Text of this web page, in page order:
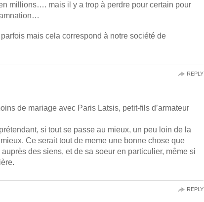
millions…. mais il y a trop à perdre pour certain pour
parfois mais cela correspond à notre société de
de mariage avec Paris Latsis, petit-fils d’armateur
si tout se passe au mieux, un peu loin de la
Ce serait tout de meme une bonne chose que
des siens, et de sa soeur en particulier, même si
REPLY
REPLY